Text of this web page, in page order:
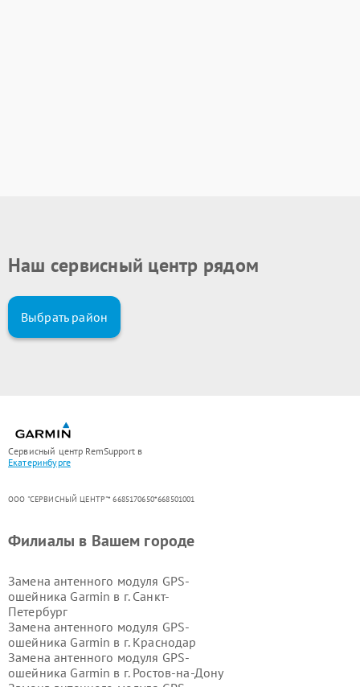
Наш сервисный центр рядом
Выбрать район
Сервисный центр RemSupport в
Екатеринбурге
ООО "СЕРВИСНЫЙ ЦЕНТР"* 6685170650*668501001
Филиалы в Вашем городе
Замена антенного модуля GPS-
ошейника Garmin в г. Санкт-
Петербург
Замена антенного модуля GPS-
ошейника Garmin в г. Краснодар
Замена антенного модуля GPS-
ошейника Garmin в г. Ростов-на-Дону